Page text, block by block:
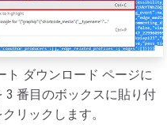
ト ダウンロード ページに
番目のボックスに貼り付
リックします。